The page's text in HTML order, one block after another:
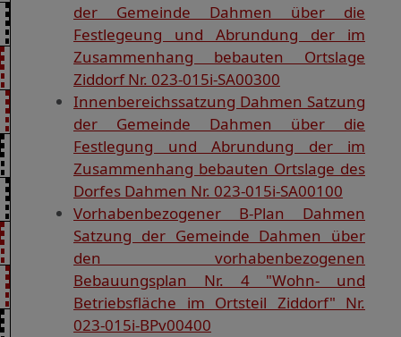
der Gemeinde Dahmen über die
Festlegeung und Abrundung der im
Zusammenhang bebauten Ortslage
Ziddorf Nr. 023-015i-SA00300
Innenbereichssatzung Dahmen Satzung
der Gemeinde Dahmen über die
Festlegung und Abrundung der im
Zusammenhang bebauten Ortslage des
Dorfes Dahmen Nr. 023-015i-SA00100
Vorhabenbezogener B-Plan Dahmen
Satzung der Gemeinde Dahmen über
den vorhabenbezogenen
Bebauungsplan Nr. 4 "Wohn- und
Betriebsfläche im Ortsteil Ziddorf" Nr.
023-015i-BPv00400